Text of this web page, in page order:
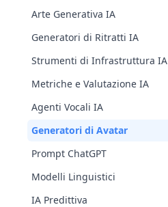
Arte Generativa IA
Generatori di Ritratti IA
Strumenti di Infrastruttura IA
Metriche e Valutazione IA
Agenti Vocali IA
Generatori di Avatar
Prompt ChatGPT
Modelli Linguistici
IA Predittiva